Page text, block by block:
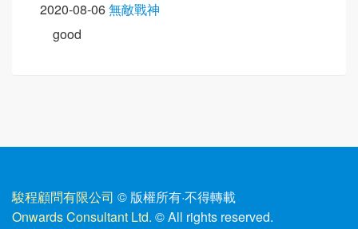
2020-08-06無敵戰神
good
駿程顧問有限公司 © 版權所有·不得轉載
Onwards Consultant Ltd. © All rights reserved.